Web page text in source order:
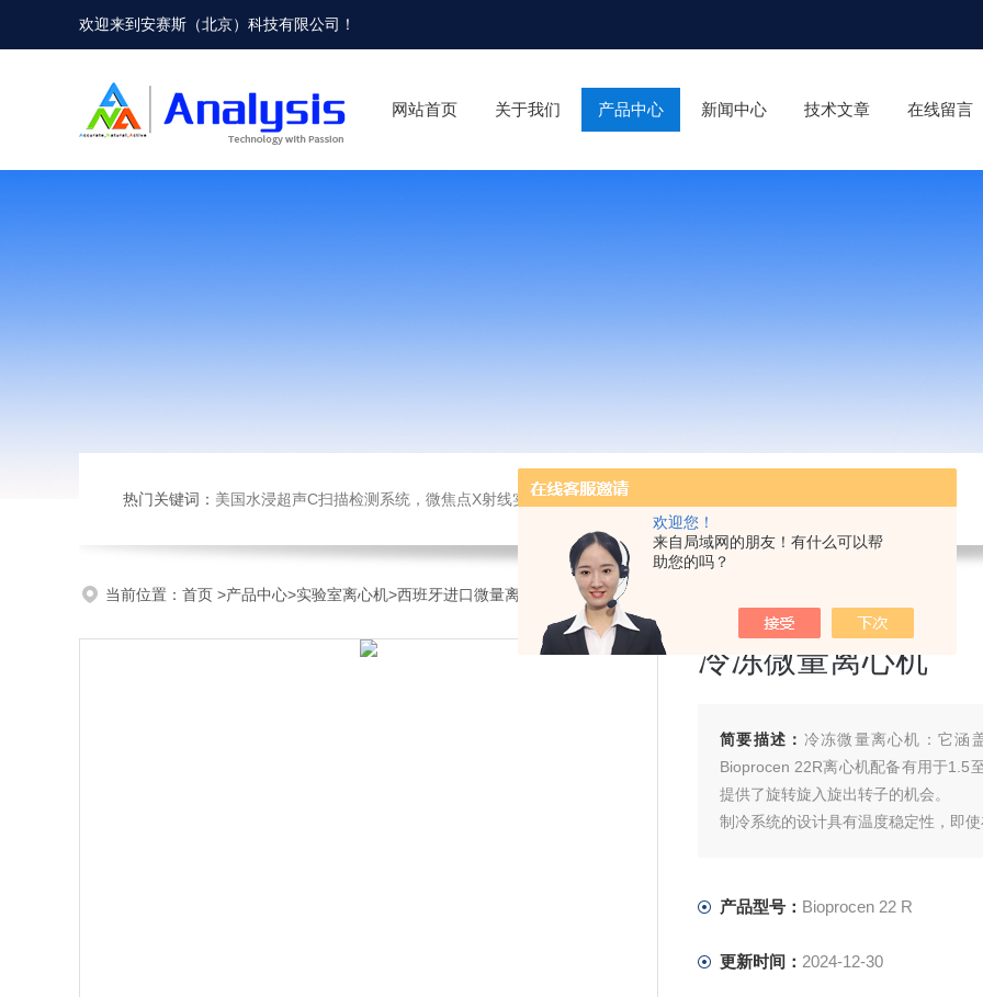
欢迎您！
来自局域网的朋友！有什么可以帮
助您的吗？
欢迎来到安赛斯（北京）科技有限公司 ！
网站首页 关于我们 产品中心 新闻中心 技术文章 在线留言
热门关键词： 美国水浸超声C扫描检测系统，微焦点X射线实时成像系统，微焦点工业CT，高速瞬断仪，半导体热分析仪，材料热导率测试仪，材料热膨胀系数测试仪，进口离心机，可编程匀胶机烤胶机热板，光弹仪应力双折射仪
当前位置： 首页 >产品中心>实验室离心机>西班牙进口微量离心机 >Bioprocen 22 R冷冻微量离心机
冷冻微量离心机
简要描述： 冷冻微量离心机：它涵
Bioprocen 22R离心机配备有用于1.5
提供了旋转旋入旋出转子的机会。
制冷系统的设计具有温度稳定性，即
产品型号： Bioprocen 22 R
更新时间： 2024-12-30